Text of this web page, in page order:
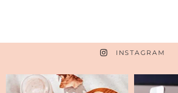
INSTAGRAM